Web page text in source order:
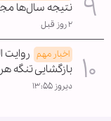
نتیجه سال‌ها
۲ روز قبل
اخبار مهم روایت
بازگشایی تنگه
دیروز ۱۳:۵۵